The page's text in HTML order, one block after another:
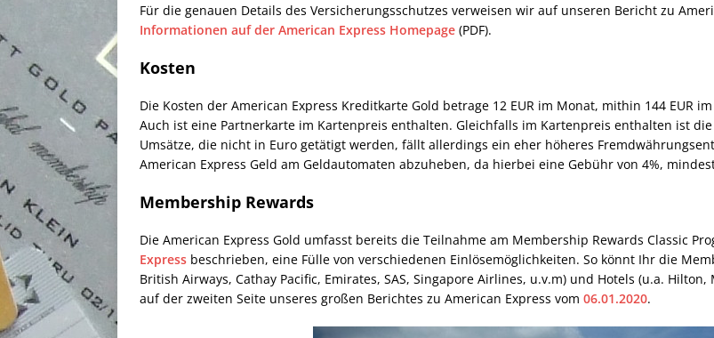
Für die genauen Details des Versicherungsschutzes verweisen wir auf unseren Bericht zu
Informationen auf der American Express Homepage (PDF).
Kosten
Die Kosten der American Express Kreditkarte Gold betrage 12 EUR im Monat, mithin 144 EUR
Auch ist eine Partnerkarte im Kartenpreis enthalten. Gleichfalls im Kartenpreis enthalten ist
Umsätze, die nicht in Euro getätigt werden, fällt allerdings ein eher höheres
American Express Geld am Geldautomaten abzuheben, da hierbei eine Gebühr von 4%,
Membership Rewards
Die American Express Gold umfasst bereits die Teilnahme am Membership Rewards Classic
Express beschrieben, eine Fülle von verschiedenen Einlösemöglichkeiten. So könnt Ihr die
British Airways, Cathay Pacific, Emirates, SAS, Singapore Airlines, u.v.m) und Hotels (u.a.
auf der zweiten Seite unseres großen Berichtes zu American Express vom 06.01.2020.